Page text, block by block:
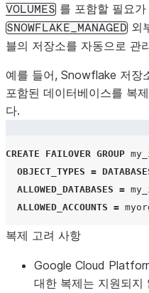
VOLUMES 를 포함할 필요
SNOWFLAKE_MANAGED 외
블의 저장소를 자동으로 관
예를 들어, Snowflake 저장
포함된 데이터베이스를 복
다.
CREATE FAILOVER GROUP
OBJECT_TYPES =
ALLOWED_DATABASES =
ALLOWED_ACCOUNTS =
복제 고려 사항
Google Cloud
대한 복제는 지원되지